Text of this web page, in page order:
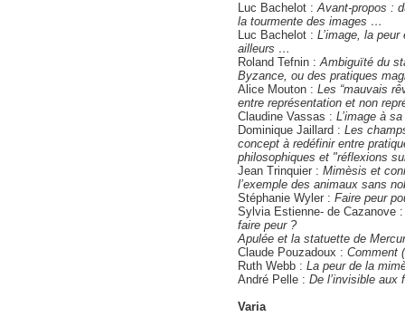
Luc Bachelot :Avant-propos :
la tourmente des images …
Luc Bachelot : L’image, la
ailleurs …
Roland Tefnin :Ambiguïté du
Byzance, ou des pratiques
Alice Mouton : Les “mauvais
entre représentation et non
Claudine Vassas : L’image à sa
Dominique Jaillard : Les
concept à redéfinir entre
philosophiques et "réflexions
Jean Trinquier : Mimèsis et
l’exemple des animaux sans
Stéphanie Wyler : Faire peur
Sylvia Estienne- de Cazanove
faire peur ?
Apulée et la statuette de
Claude Pouzadoux : Comment
Ruth Webb : La peur de la
André Pelle : De l’invisible aux
Varia